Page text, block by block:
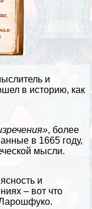
и
в историю, как
, более
в 1665 году,
мысли.
и
– вот что
Ларошфуко.